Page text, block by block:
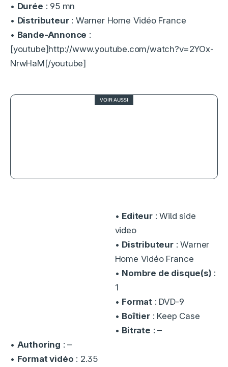
• Durée : 95 mn
• Distributeur: Warner Home Vidéo France
• Bande-Annonce :
[youtube]http://www.youtube.com/watch?v=2YOx-
NrwHaM[/youtube]
VOIR AUSSI
• Editeur: Wild side
video
• Distributeur: Warner
Home Vidéo France
• Nombre de disque(s) :
1
• Format : DVD-9
• Boîtier: Keep Case
• Bitrate : –
• Authoring : –
• Format vidéo : 2.35